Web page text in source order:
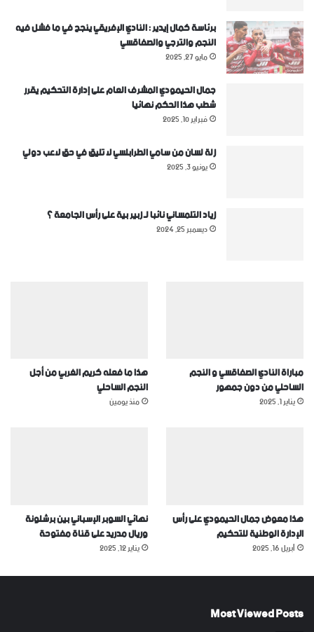
برئاسة كمال إيدير : النادي الإفريقي ينجح في ما فشل فيه
النجم والترجي والصفاقسي
مايو 27, 2025
جمال الحيمودي المشرف العام على إدارة التحكيم يقرر
شطب هذا الحكم نهائيا
فبراير 10, 2025
زلة لسان من سامي الطرابلسي لا تليق في حق لاعب دولي
يونيو 3, 2025
زياد التلمساني نائبا لـ زبير بية على رأس الجامعة ؟
ديسمبر 25, 2024
مباراة النادي الصفاقسي و النجم
الساحلي من دون جمهور
يناير 1, 2025
هذا ما فعله كريم الغربي من أجل
النجم الساحلي
منذ يومين
هذا معوض جمال الحيمودي على رأس
الإدارة الوطنية للتحكيم
أبريل 16, 2025
نهائي السوبر الإسباني بين برشلونة
وريال مدريد على قناة مفتوحة
يناير 12, 2025
Most Viewed Posts